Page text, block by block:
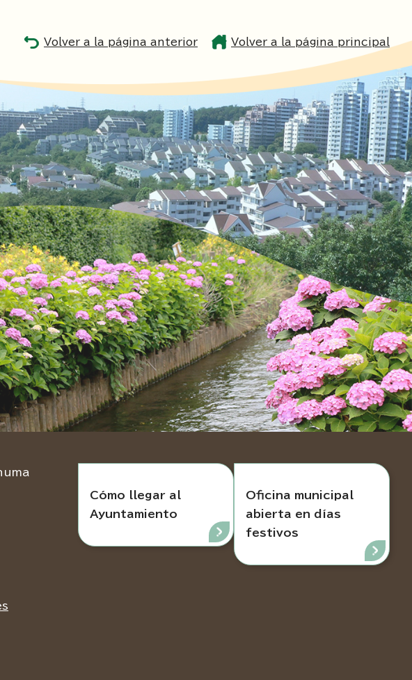
Volver a la página anterior Volver a la página principal
Cómo llegar al
Ayuntamiento
Oficina municipal
abierta en días
festivos